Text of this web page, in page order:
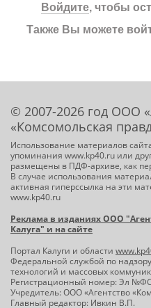
Войдите, чтобы
Также Вы можете
© 2007-2026 год ООО
«Комсомольская
Использование материалов
упоминания www.kp40.ru или
размещены в ПДФ-архиве, как
В случае использования
активная гиперссылка на эти
www.kp40.ru
Реклама в изданиях ООО
Калуга" и на сайте
Портал Калуги и области
Федеральной службой по
технологий и массовых
Регистрационный номер: Эл
Учредитель: ООО «Агентство
Главный редактор: Ивкин В.П.